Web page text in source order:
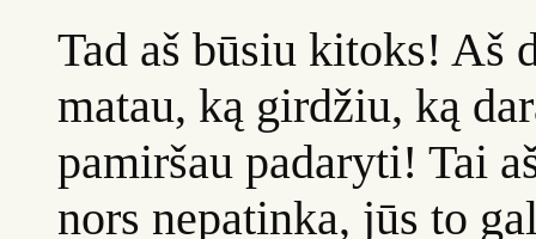
Tad aš būsiu kitoks! Aš
matau, ką girdžiu, ką
pamiršau padaryti! Tai
nors nepatinka, jūs to